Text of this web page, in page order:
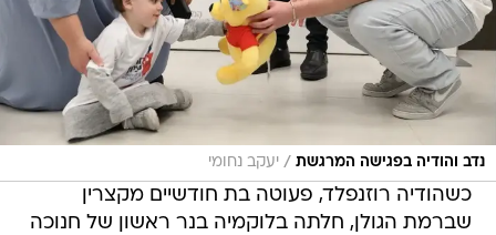
נדב והודיה בפגישה המרגשת / יעקב נחומי
כשהודיה רוזנפלד, פעוטה בת חודשיים מקצרין
שברמת הגולן, חלתה בלוקמיה בנר ראשון של חנוכה